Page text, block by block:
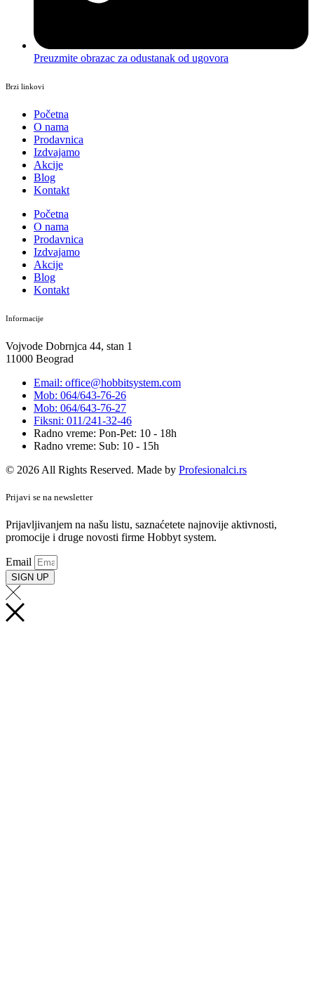
Preuzmite obrazac za odustanak od ugovora
Brzi linkovi
Početna
O nama
Prodavnica
Izdvajamo
Akcije
Blog
Kontakt
Početna
O nama
Prodavnica
Izdvajamo
Akcije
Blog
Kontakt
Informacije
Vojvode Dobrnjca 44, stan 1
11000 Beograd
Email: office@hobbitsystem.com
Mob: 064/643-76-26
Mob: 064/643-76-27
Fiksni: 011/241-32-46
Radno vreme: Pon-Pet: 10 - 18h
Radno vreme: Sub: 10 - 15h
© 2026 All Rights Reserved. Made by Profesionalci.rs
Prijavi se na newsletter
Prijavljivanjem na našu listu, saznaćetete najnovije aktivnosti,
promocije i druge novosti firme Hobbyt system.
Email
SIGN UP